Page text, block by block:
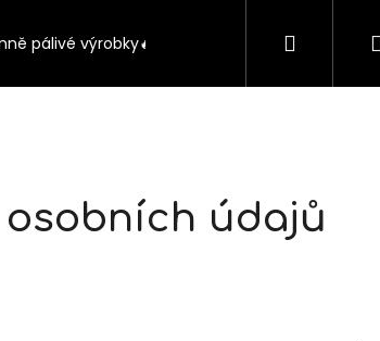
pálivé výrobky🔥 Hledat
údajů